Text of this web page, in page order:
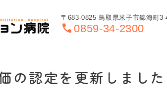
〒683-0825 鳥取県米子市錦海町3-
call 0859-34-2300
の認定を更新しました